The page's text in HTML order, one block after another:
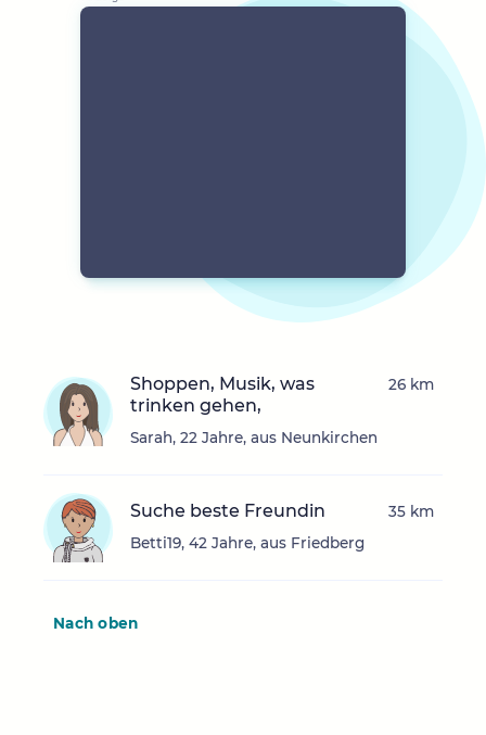
Shoppen, Musik, was
trinken gehen,
Sarah, 22 Jahre, aus Neunkirchen
26 km
Suche beste Freundin
Betti19, 42 Jahre, aus Friedberg
35 km
Nach oben